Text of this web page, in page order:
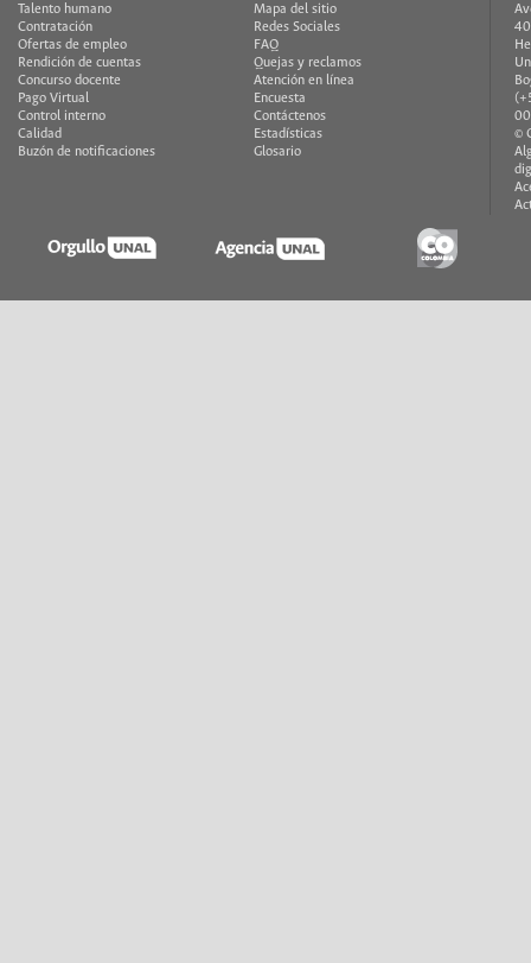
Talento humano
Contratación
Ofertas de empleo
Rendición de cuentas
Concurso docente
Pago Virtual
Control interno
Calidad
Buzón de notificaciones
Mapa del sitio
Redes Sociales
FAQ
Quejas y reclamos
Atención en línea
Encuesta
Contáctenos
Estadísticas
Glosario
©